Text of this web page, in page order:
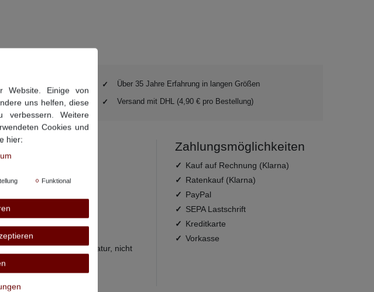
Über 35 Jahre Erfahrung in langen Größen
Paket Versand mit DHL (4,90 € pro Bestellung)
bei mittlerer Temperatur, nicht
Zahlungsmöglichkeiten
Kauf auf Rechnung (Klarna)
Ratenkauf (Klarna)
PayPal
SEPA Lastschrift
Kreditkarte
Vorkasse
Website. Einige von
uns helfen, diese
verbessern. Weitere
Cookies und
hier:
Funktional